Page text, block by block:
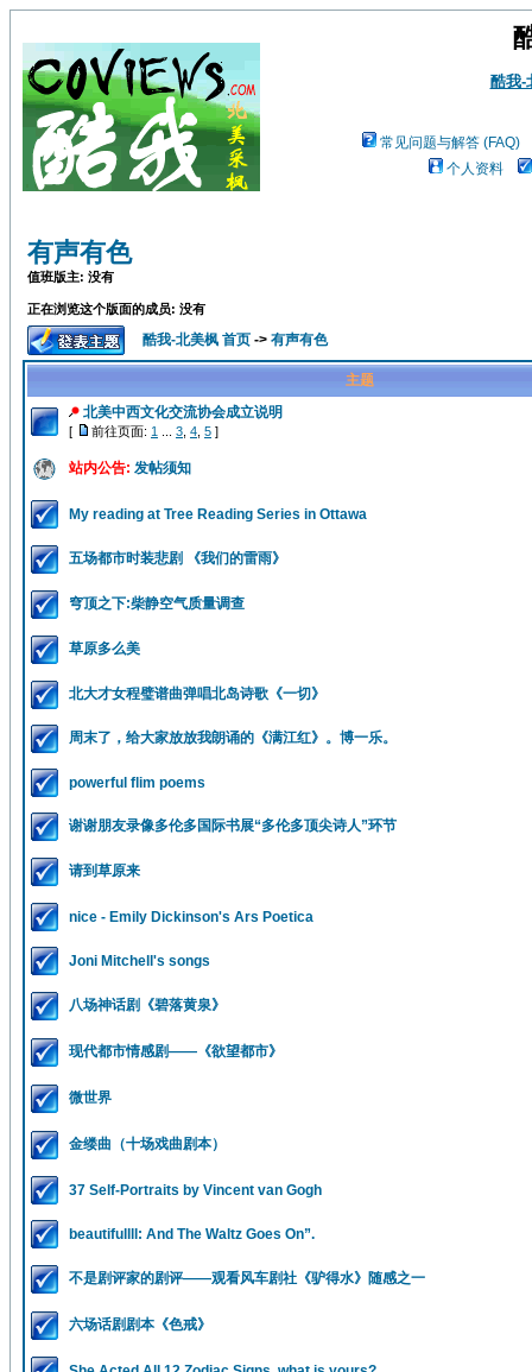
酷我-
常见问题与解答 (FAQ)
个人资料
有声有色
值班版主: 没有
正在浏览这个版面的成员: 没有
酷我-北美枫 首页 -> 有声有色
主题
北美中西文化交流协会成立说明
[ 前往页面: 1 3 4 5 ]
站内公告: 发帖须知
My reading at Tree Reading Series in Ottawa
五场都市时装悲剧 《我们的雷雨》
穹顶之下:柴静空气质量调查
草原多么美
北大才女程璧谱曲弹唱北岛诗歌《一切》
周末了，给大家放放我朗诵的《满江红》。博一乐。
powerful flim poems
谢谢朋友录像多伦多国际书展“多伦多顶尖诗人”环节
请到草原来
nice - Emily Dickinson's Ars Poetica
Joni Mitchell's songs
八场神话剧《碧落黄泉》
现代都市情感剧——《欲望都市》
微世界
金缕曲（十场戏曲剧本）
37 Self-Portraits by Vincent van Gogh
beautifullll: And The Waltz Goes On”.
不是剧评家的剧评——观看风车剧社《驴得水》随感之一
六场话剧剧本《色戒》